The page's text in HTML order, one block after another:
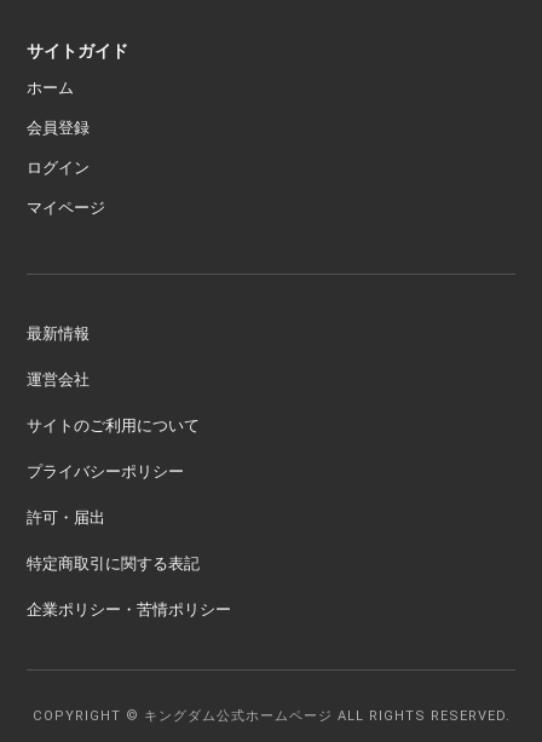
サイトガイド
ホーム
会員登録
ログイン
マイページ
最新情報
運営会社
サイトのご利用について
プライバシーポリシー
許可・届出
特定商取引に関する表記
企業ポリシー・苦情ポリシー
COPYRIGHT © キングダム公式ホームページ ALL RIGHTS RESERVED.